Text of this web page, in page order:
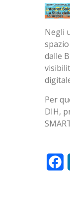
Negli
dalle
Per
DIH,